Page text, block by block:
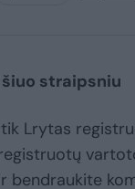
straipsniu
Lrytas
bendraukite